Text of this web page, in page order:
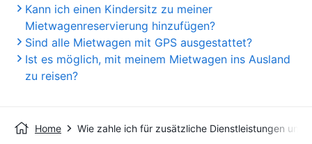
Kann ich einen Kindersitz zu meiner
Mietwagenreservierung hinzufügen?
Sind alle Mietwagen mit GPS ausgestattet?
Ist es möglich, mit meinem Mietwagen ins Ausland
zu reisen?
Home Wie zahle ich für zusätzliche Dienstleistungen und